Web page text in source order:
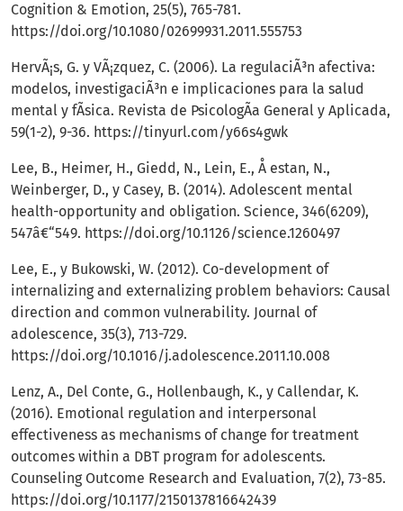
Cognition & Emotion, 25(5), 765-781.
https://doi.org/10.1080/02699931.2011.555753
HervÃ¡s, G. y VÃ¡zquez, C. (2006). La regulaciÃ³n afectiva:
modelos, investigaciÃ³n e implicaciones para la salud
mental y fÃ­sica. Revista de PsicologÃ­a General y Aplicada,
59(1-2), 9-36. https://tinyurl.com/y66s4gwk
Lee, B., Heimer, H., Giedd, N., Lein, E., Å estan, N.,
Weinberger, D., y Casey, B. (2014). Adolescent mental
health-opportunity and obligation. Science, 346(6209),
547â€“549. https://doi.org/10.1126/science.1260497
Lee, E., y Bukowski, W. (2012). Co-development of
internalizing and externalizing problem behaviors: Causal
direction and common vulnerability. Journal of
adolescence, 35(3), 713-729.
https://doi.org/10.1016/j.adolescence.2011.10.008
Lenz, A., Del Conte, G., Hollenbaugh, K., y Callendar, K.
(2016). Emotional regulation and interpersonal
effectiveness as mechanisms of change for treatment
outcomes within a DBT program for adolescents.
Counseling Outcome Research and Evaluation, 7(2), 73-85.
https://doi.org/10.1177/2150137816642439